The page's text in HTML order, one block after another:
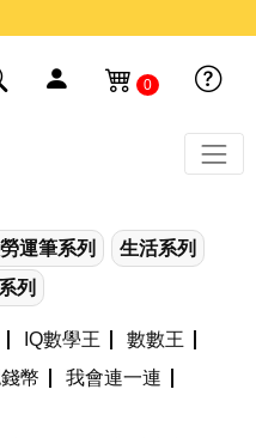
0
運筆系列
生活系列
列
IQ數學王
數數王
幣 我會連一連